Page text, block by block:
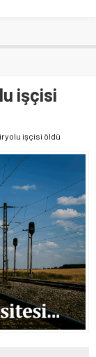
işçisi
işçisi öldü